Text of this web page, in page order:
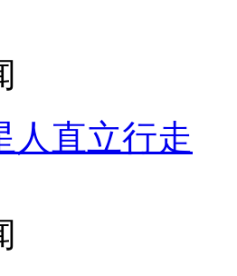
人直立行走